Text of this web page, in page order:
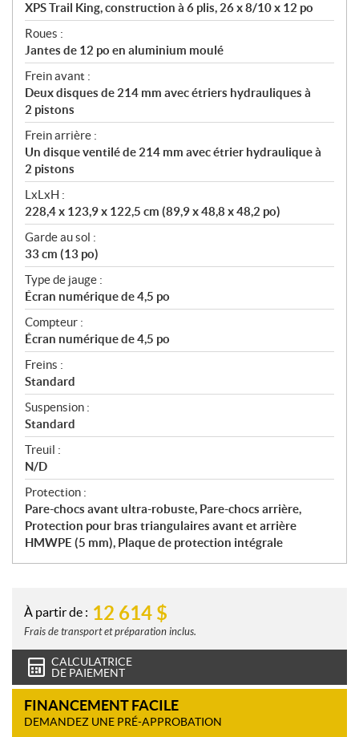
XPS Trail King, construction à 6 plis, 26 x 8/10 x 12 po
Roues :
Jantes de 12 po en aluminium moulé
Frein avant :
Deux disques de 214 mm avec étriers hydrauliques à
2 pistons
Frein arrière :
Un disque ventilé de 214 mm avec étrier hydraulique à
2 pistons
LxLxH :
228,4 x 123,9 x 122,5 cm (89,9 x 48,8 x 48,2 po)
Garde au sol :
33 cm (13 po)
Type de jauge :
Écran numérique de 4,5 po
Compteur :
Écran numérique de 4,5 po
Freins :
Standard
Suspension :
Standard
Treuil :
N/D
Protection :
Pare-chocs avant ultra-robuste, Pare-chocs arrière,
Protection pour bras triangulaires avant et arrière
HMWPE (5 mm), Plaque de protection intégrale
À partir de : 12 614 $
Frais de transport et préparation inclus.
CALCULATRICE
DE PAIEMENT
FINANCEMENT FACILE
DEMANDEZ UNE PRÉ-APPROBATION